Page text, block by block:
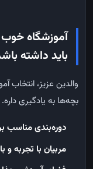
آموزشگاه
باید داشته
والدین عزیز،
بچه‌ها به یادگیری
دوره‌بندی
مربیان با تجربه